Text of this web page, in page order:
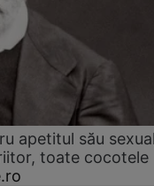
apetitul său
toate cocotele